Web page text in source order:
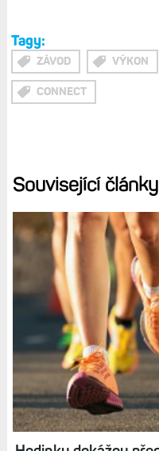
Tagy:
ZÁVOD VÝKON
CONNECT
Související články